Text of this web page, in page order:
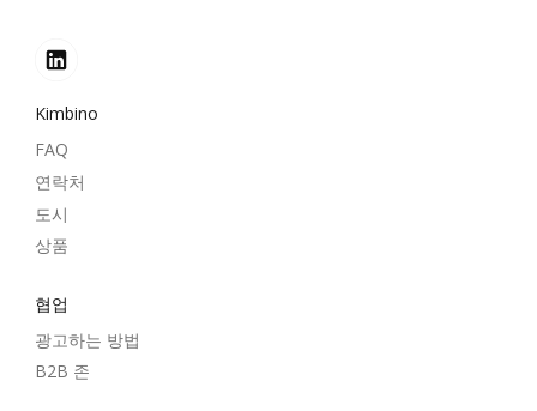
Kimbino
FAQ
연락처
도시
상품
협업
광고하는 방법
B2B 존